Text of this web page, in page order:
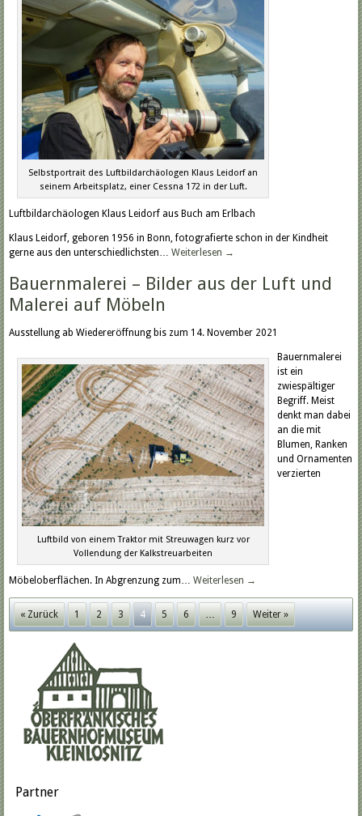
Selbstportrait des Luftbildarchäologen Klaus Leidorf an
seinem Arbeitsplatz, einer Cessna 172 in der Luft.
Luftbildarchäologen Klaus Leidorf aus Buch am Erlbach
Klaus Leidorf, geboren 1956 in Bonn, fotografierte schon in der Kindheit
gerne aus den unterschiedlichsten…Weiterlesen →
Bauernmalerei – Bilder aus der Luft und
Malerei auf Möbeln
Ausstellung ab Wiedereröffnung bis zum 14. November 2021
Luftbild von einem Traktor mit Streuwagen kurz vor
Vollendung der Kalkstreuarbeiten
Bauernmalerei
ist ein
zwiespältiger
Begriff. Meist
denkt man dabei
an die mit
Blumen, Ranken
und Ornamenten
verzierten
Möbeloberflächen. In Abgrenzung zum…Weiterlesen →
« Zurück 1 2 3 4 5 6 … 9 Weiter »
Partner